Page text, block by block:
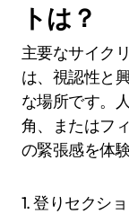
トは？
主要なサイク
は、視認性と
な場所です。
角、またはフ
の緊張感を体
1. 登りセクシ